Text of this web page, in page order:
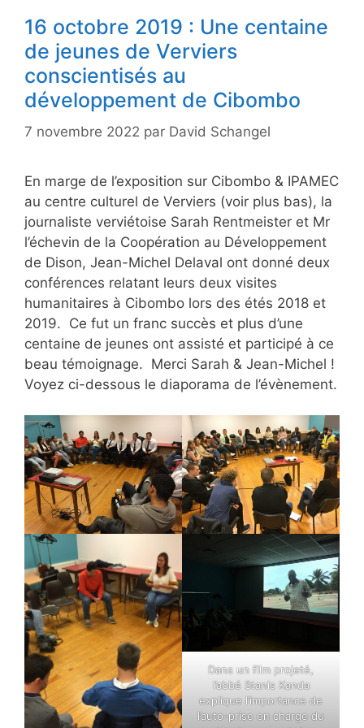
16 octobre 2019 : Une centaine
de jeunes de Verviers
conscientisés au
développement de Cibombo
7 novembre 2022 par David Schangel
En marge de l’exposition sur Cibombo & IPAMEC
au centre culturel de Verviers (voir plus bas), la
journaliste verviétoise Sarah Rentmeister et Mr
l’échevin de la Coopération au Développement
de Dison, Jean-Michel Delaval ont donné deux
conférences relatant leurs deux visites
humanitaires à Cibombo lors des étés 2018 et
2019. Ce fut un franc succès et plus d’une
centaine de jeunes ont assisté et participé à ce
beau témoignage. Merci Sarah & Jean-Michel !
Voyez ci-dessous le diaporama de l’évènement.
Dans un film projeté,
l’abbé Stanis Kanda
explique l’importance de
l’auto-prise en charge du